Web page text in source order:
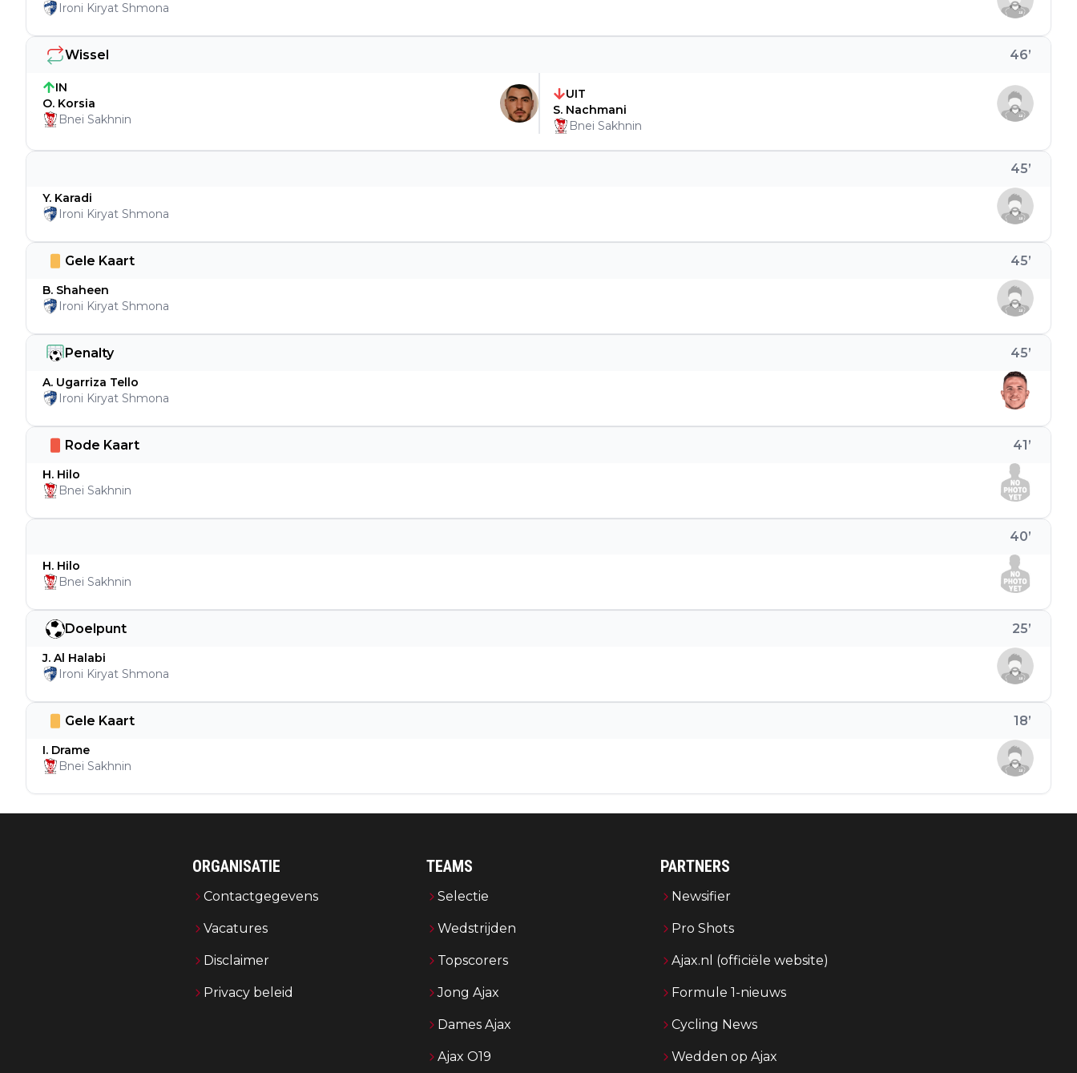
Gele Kaart 18’
I. Drame
Bnei Sakhnin
Doelpunt 25’
J. Al Halabi
Ironi Kiryat Shmona
40’
H. Hilo
Bnei Sakhnin
Rode Kaart 41’
H. Hilo
Bnei Sakhnin
Penalty 45’
A. Ugarriza Tello
Ironi Kiryat Shmona
Gele Kaart 45’
B. Shaheen
Ironi Kiryat Shmona
45’
Y. Karadi
Ironi Kiryat Shmona
Wissel 46’
IN
O. Korsia
Bnei Sakhnin
UIT
S. Nachmani
Bnei Sakhnin
Ironi Kiryat Shmona
ORGANISATIE
Contactgegevens
Vacatures
Disclaimer
Privacy beleid
TEAMS
Selectie
Wedstrijden
Topscorers
Jong Ajax
Dames Ajax
Ajax O19
PARTNERS
Newsifier
Pro Shots
Ajax.nl (officiële website)
Formule 1-nieuws
Cycling News
Wedden op Ajax